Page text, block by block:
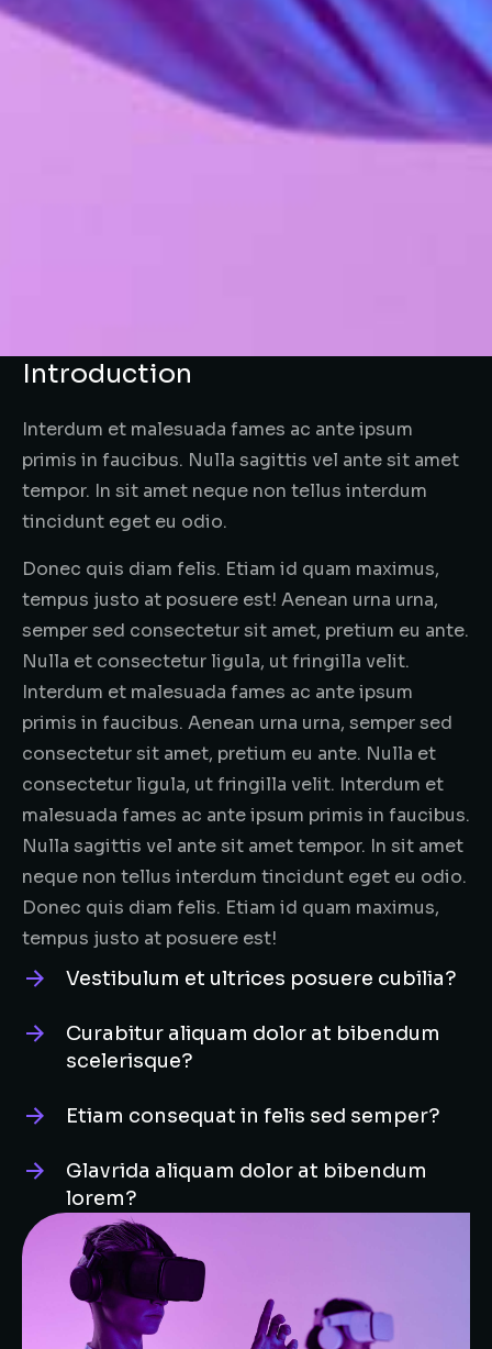
Introduction
Interdum et malesuada fames ac ante ipsum
primis in faucibus. Nulla sagittis vel ante sit amet
tempor. In sit amet neque non tellus interdum
tincidunt eget eu odio.
Donec quis diam felis. Etiam id quam maximus,
tempus justo at posuere est! Aenean urna urna,
semper sed consectetur sit amet, pretium eu ante.
Nulla et consectetur ligula, ut fringilla velit.
Interdum et malesuada fames ac ante ipsum
primis in faucibus. Aenean urna urna, semper sed
consectetur sit amet, pretium eu ante. Nulla et
consectetur ligula, ut fringilla velit. Interdum et
malesuada fames ac ante ipsum primis in faucibus.
Nulla sagittis vel ante sit amet tempor. In sit amet
neque non tellus interdum tincidunt eget eu odio.
Donec quis diam felis. Etiam id quam maximus,
tempus justo at posuere est!
Vestibulum et ultrices posuere cubilia?
Curabitur aliquam dolor at bibendum
scelerisque?
Etiam consequat in felis sed semper?
Glavrida aliquam dolor at bibendum
lorem?